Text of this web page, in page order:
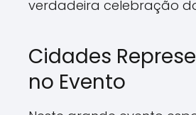
verdadeira celebração
Cidades
no Evento